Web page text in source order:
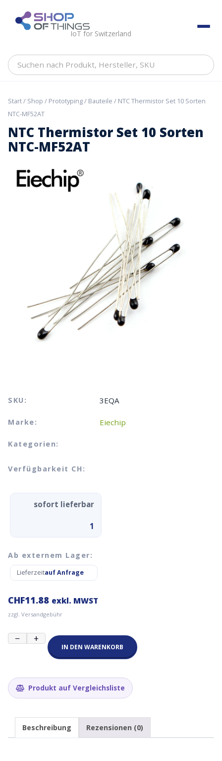
content ShopOfThings
IoT for Switzerland
Suchen
Hersteller,
Start/ Shop / Prototyping/ Bauteile / NTC Thermistor Set 10 Sorten
NTC-MF52AT
NTC Thermistor Set 10 Sorten
NTC-MF52AT
SKU: 3EQA
Marke: Eiechip
Kategorien:
Verfügbarkeit CH:
sofort lieferbar
1
Ab externem Lager:
Lieferzeitauf Anfrage
CHF11.88 exkl. MWST
zzgl. Versandgebühr
−
NTC
Thermistor
NTC-
MF52AT
+
IN DEN WARENKORB
Produkt auf Vergleichsliste
Beschreibung Rezensionen (0)